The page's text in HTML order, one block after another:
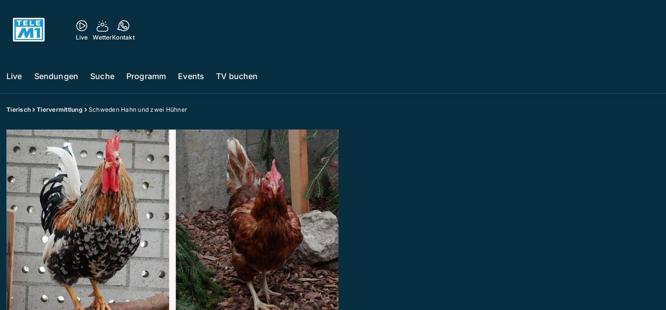
Live WetterKontakt
Live Sendungen Suche Programm Events TV buchen
Tierisch Tiervermittlung Schweden Hahn und zwei Hühner